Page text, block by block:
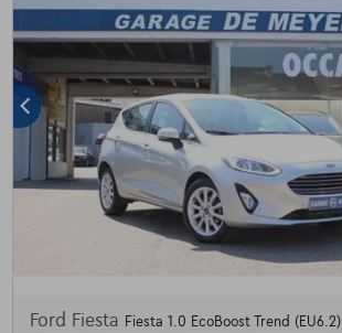
Ford Fiesta Fiesta 1.0 EcoBoost Trend (EU6.2)